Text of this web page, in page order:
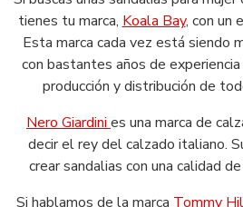
tienes tu marca, Koala Bay, con un
Esta marca cada vez está siendo
con bastantes años de
producción y distribución de
Nero Giardini es una marca de
decir el rey del calzado italiano.
crear sandalias con una calidad
Si hablamos de la marca Tommy